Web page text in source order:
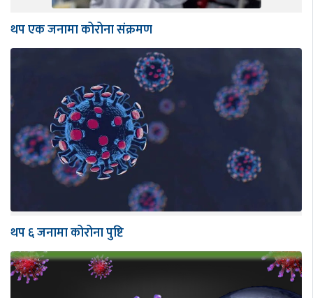
थप एक जनामा कोरोना संक्रमण
थप ६ जनामा कोरोना पुष्टि